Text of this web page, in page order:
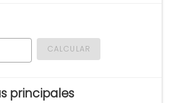
CALCULAR
principales